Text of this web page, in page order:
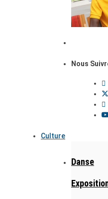
Nous
Culture
Danse